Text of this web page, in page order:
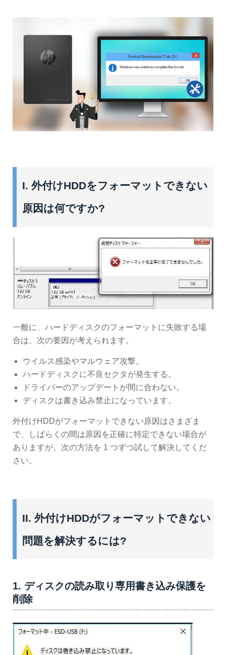
I. 外付けHDDをフォーマットできない
原因は何ですか?
一般に、ハードディスクのフォーマットに失敗する場
合は、次の要因が考えられます。
ウイルス感染やマルウェア攻撃。
ハードディスクに不良セクタが発生する。
ドライバーのアップデートが間に合わない。
ディスクは書き込み禁止になっています。
外付けHDDがフォーマットできない原因はさまざま
で、しばらくの間は原因を正確に特定できない場合が
ありますが、次の方法を 1 つずつ試して解決してくだ
さい。
II. 外付けHDDがフォーマットできない
問題を解決するには?
1. ディスクの読み取り専用書き込み保護を
削除